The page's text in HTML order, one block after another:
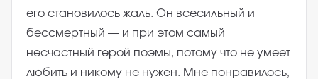
его становилось жаль. Он всесильный и
бессмертный — и при этом самый
несчастный герой поэмы, потому что не умеет
любить и никому не нужен. Мне понравилось,